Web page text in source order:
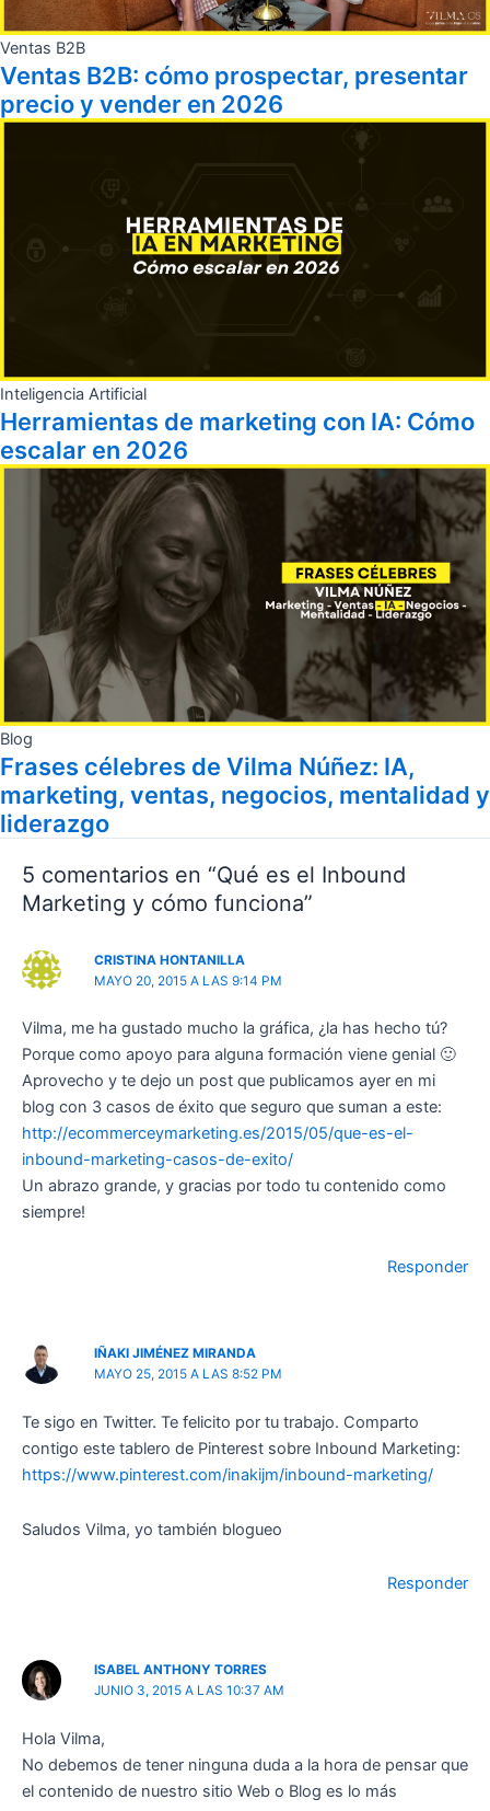
Ventas B2B
Ventas B2B: cómo prospectar, presentar
precio y vender en 2026
Inteligencia Artificial
Herramientas de marketing con IA: Cómo
escalar en 2026
Blog
Frases célebres de Vilma Núñez: IA,
marketing, ventas, negocios, mentalidad y
liderazgo
5 comentarios en “Qué es el Inbound
Marketing y cómo funciona”
CRISTINA HONTANILLA
MAYO 20, 2015 A LAS 9:14 PM
Vilma, me ha gustado mucho la gráfica, ¿la has hecho tú?
Porque como apoyo para alguna formación viene genial 🙂
Aprovecho y te dejo un post que publicamos ayer en mi
blog con 3 casos de éxito que seguro que suman a este:
http://ecommerceymarketing.es/2015/05/que-es-el-
inbound-marketing-casos-de-exito/
Un abrazo grande, y gracias por todo tu contenido como
siempre!
Responder
IÑAKI JIMÉNEZ MIRANDA
MAYO 25, 2015 A LAS 8:52 PM
Te sigo en Twitter. Te felicito por tu trabajo. Comparto
contigo este tablero de Pinterest sobre Inbound Marketing:
https://www.pinterest.com/inakijm/inbound-marketing/
Saludos Vilma, yo también blogueo
Responder
ISABEL ANTHONY TORRES
JUNIO 3, 2015 A LAS 10:37 AM
Hola Vilma,
No debemos de tener ninguna duda a la hora de pensar que
el contenido de nuestro sitio Web o Blog es lo más